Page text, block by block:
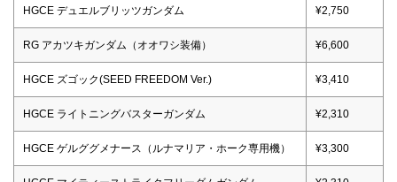
HGCE デュエルブリッツガンダム ¥2,750
RG アカツキガンダム（オオワシ装備） ¥6,600
HGCE ズゴック(SEED FREEDOM Ver.) ¥3,410
HGCE ライトニングバスターガンダム ¥2,310
HGCE ゲルググメナース（ルナマリア・ホーク専用機） ¥3,300